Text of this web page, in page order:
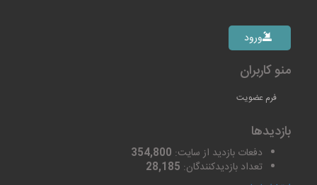
ورود
منو کاربران
فرم عضویت
بازدیدها
دفعات بازدید از سایت: 354,800
تعداد بازدیدکنندگان: 28,185